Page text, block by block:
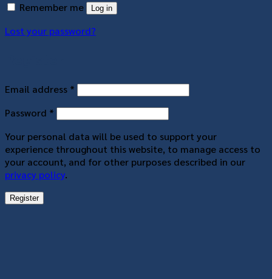
Remember me
Log in
Lost your password?
Email address *
Password *
Your personal data will be used to support your
experience throughout this website, to manage access to
your account, and for other purposes described in our
privacy policy.
Register